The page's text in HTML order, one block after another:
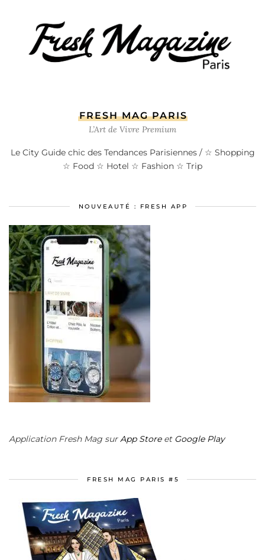
FRESH MAG PARIS
L’Art de Vivre Premium
Le City Guide chic des Tendances Parisiennes / ☆ Shopping
☆ Food ☆ Hotel ☆ Fashion ☆ Trip
NOUVEAUTÉ : FRESH APP
Application Fresh Mag surApp Storeet Google Play
FRESH MAG PARIS #5